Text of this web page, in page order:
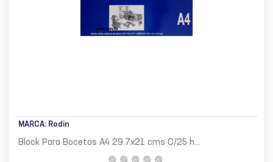
MARCA: Rodin
Block Para Bocetos A4 29.7x21 cms C/25 h...